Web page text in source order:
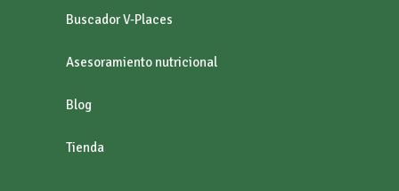
Buscador V-Places
Asesoramiento nutricional
Blog
Tienda